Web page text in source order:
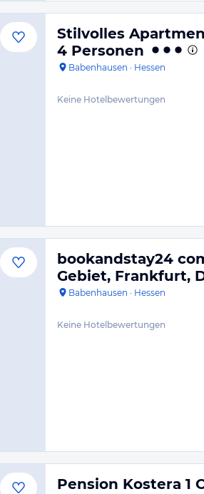
Stilvolles
4 Personen
Babenhausen · Hessen
Keine Hotelbewertungen
bookandstay24
Gebiet, Frankfurt,
Babenhausen · Hessen
Keine Hotelbewertungen
Pension Kostera 1